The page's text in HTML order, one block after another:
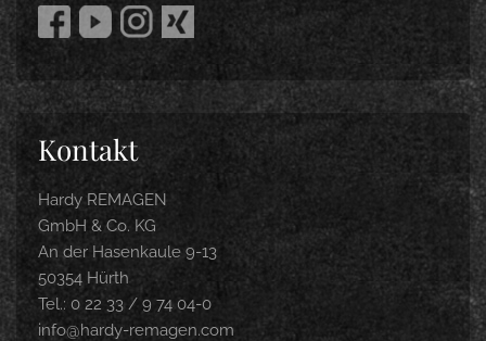
Kontakt
Hardy REMAGEN
GmbH & Co. KG
An der Hasenkaule 9-13
50354 Hürth
Tel.: 0 22 33 / 9 74 04-0
info@hardy-remagen.com